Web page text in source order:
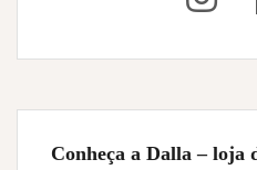
Conheça a Dalla – loja